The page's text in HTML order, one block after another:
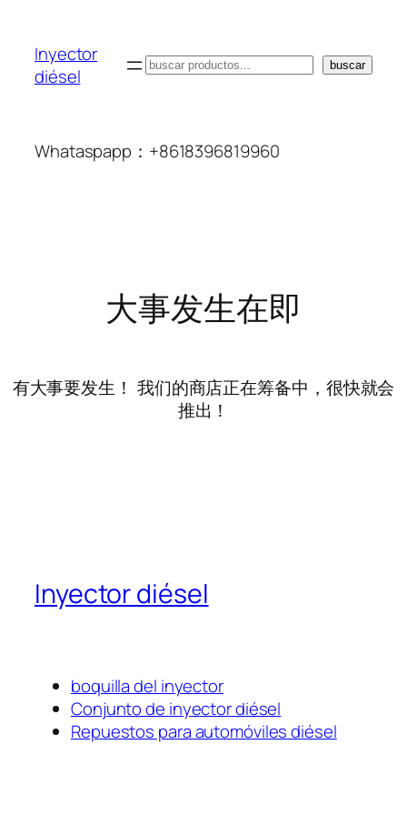
Inyector
diésel
搜
buscar
Whataspapp：+8618396819960
大事发生在即
有大事要发生！ 我们的商店正在筹备中，很快就会
推出！
Inyector diésel
boquilla del inyector
Conjunto de inyector diésel
Repuestos para automóviles diésel